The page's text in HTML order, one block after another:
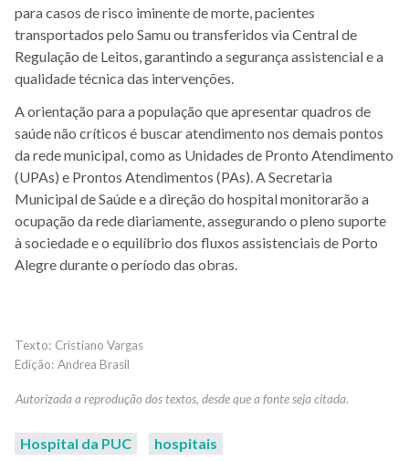
para casos de risco iminente de morte, pacientes
transportados pelo Samu ou transferidos via Central de
Regulação de Leitos, garantindo a segurança assistencial e a
qualidade técnica das intervenções.
A orientação para a população que apresentar quadros de
saúde não críticos é buscar atendimento nos demais pontos
da rede municipal, como as Unidades de Pronto Atendimento
(UPAs) e Prontos Atendimentos (PAs). A Secretaria
Municipal de Saúde e a direção do hospital monitorarão a
ocupação da rede diariamente, assegurando o pleno suporte
à sociedade e o equilíbrio dos fluxos assistenciais de Porto
Alegre durante o período das obras.
Cristiano Vargas
Andrea Brasil
Hospital da PUC
hospitais